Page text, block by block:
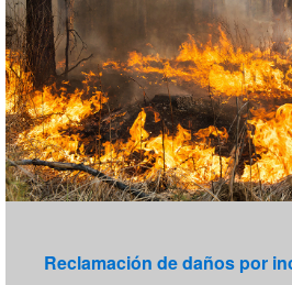
Reclamación de daños por